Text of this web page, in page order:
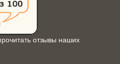
отзывы наших